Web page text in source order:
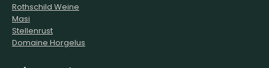
Rothschild Weine
Masi
Stellenrust
Domaine Horgelus